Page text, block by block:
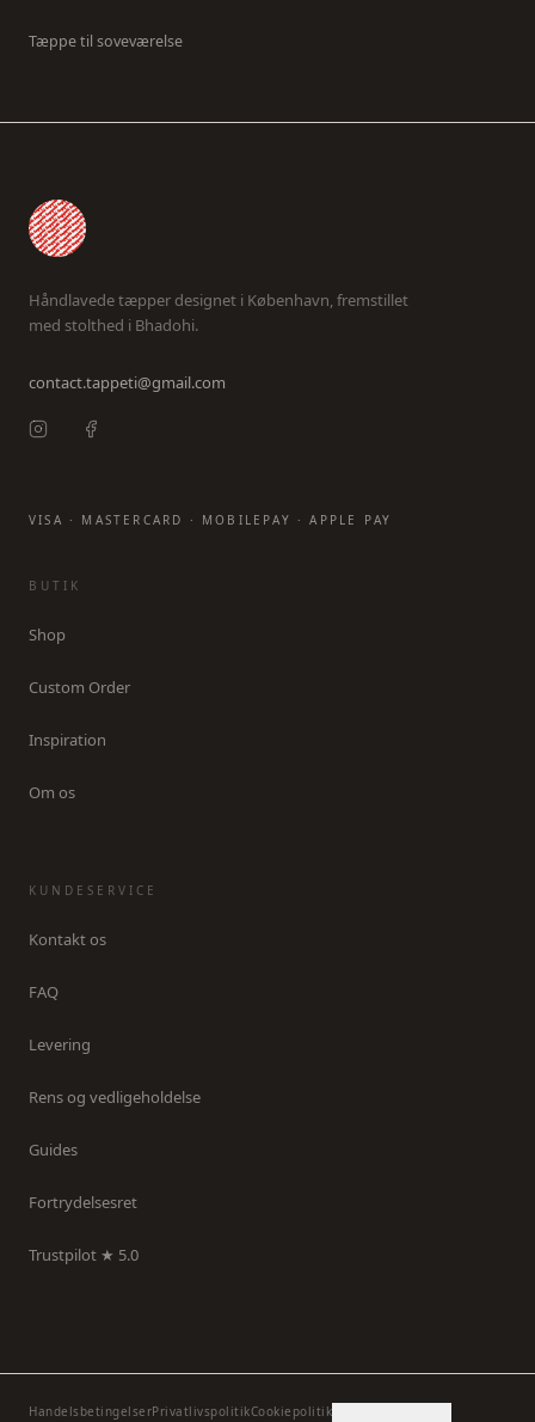
Tæppe til soveværelse
Håndlavede tæpper designet i København, fremstillet
med stolthed i Bhadohi.
contact.tappeti@gmail.com
VISA · MASTERCARD · MOBILEPAY · APPLE PAY
BUTIK
Shop
Custom Order
Inspiration
Om os
KUNDESERVICE
Kontakt os
FAQ
Levering
Rens og vedligeholdelse
Guides
Fortrydelsesret
Trustpilot ★ 5.0
HandelsbetingelserPrivatlivspolitikCookiepolitik